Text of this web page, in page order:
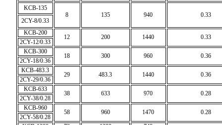
KCB-135
8
135 940
0.33
2CY-8/0.33
KCB-200
12 200 1440 0.33
2CY-12/0.33
KCB-300
18 300 960 0.36
2CY-18/0.36
KCB-483.3
29 483.3 1440 0.36
2CY-29/0.36
KCB-633
38 633 970 0.28
2CY-38/0.28
KCB-960
58 960 1470 0.28
2CY-58/0.28